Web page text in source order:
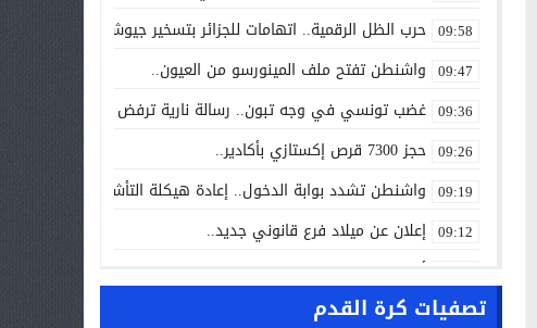
09:58 حرب الظل الرقمية.. اتهامات للجزائر بتسخير جيوش إلكترونية
09:47 واشنطن تفتح ملف المينورسو من العيون..
09:36 غضب تونسي في وجه تبون.. رسالة نارية ترفض «الوصاية
09:26 حجز 7300 قرص إكستازي بأكادير..
09:19 واشنطن تشدد بوابة الدخول.. إعادة هيكلة التأشيرات تربك إفريقيا
09:12 إعلان عن ميلاد فرع قانوني جديد..
أزمة المحامين تدخل القضاء غرفة الإنعاش.. والمعتقلون ينتظرون
10:24 NEWS “بالعربي” أخبار بالمختصر المفيد من كل حدب وصوب
تصفيات كرة القدم